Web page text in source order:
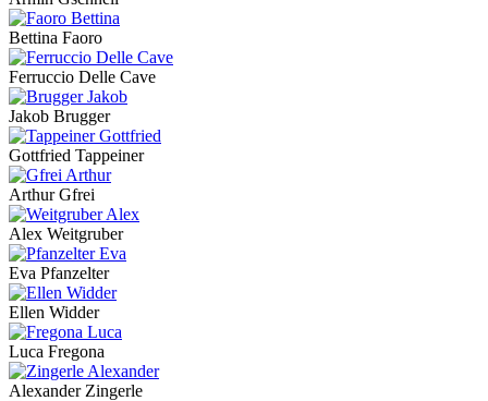
Bettina Faoro
Ferruccio Delle Cave
Jakob Brugger
Gottfried Tappeiner
Arthur Gfrei
Alex Weitgruber
Eva Pfanzelter
Ellen Widder
Luca Fregona
Alexander Zingerle